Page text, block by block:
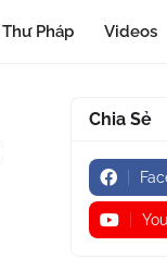
Thư Pháp Videos
Chia Sẻ